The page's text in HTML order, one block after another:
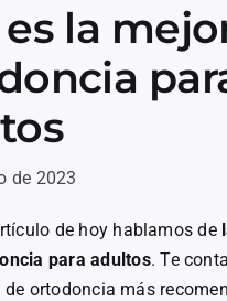
es la
de 2023
de hoy hablamos de
para adultos. Te
ortodoncia más